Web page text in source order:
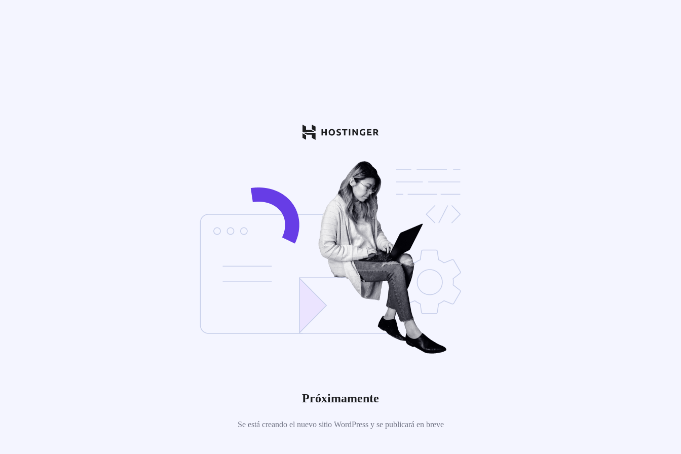
Próximamente
Se está creando el nuevo sitio WordPress y se publicará en breve